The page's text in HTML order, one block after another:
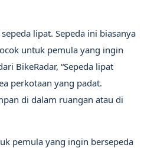
lipat. Sepeda ini biasanya
untuk pemula yang ingin
BikeRadar, “Sepeda lipat
perkotaan yang padat.
di dalam ruangan atau di
pemula yang ingin bersepeda